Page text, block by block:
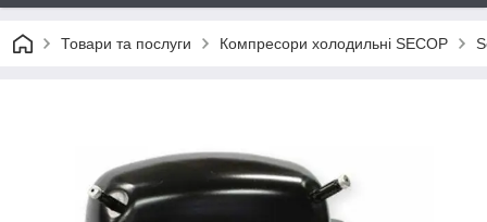
Товари та послуги Компресори холодильні SECOP